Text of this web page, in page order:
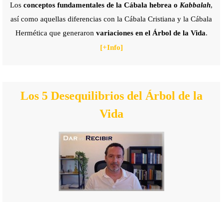
Losconceptos fundamentales de la Cábala hebrea o Kabbalah,
así como aquellas diferencias con la Cábala Cristiana y la Cábala
Hermética que generaron variaciones en el Árbol de la Vida.
[+Info]
Los 5 Desequilibrios del Árbol de la
Vida